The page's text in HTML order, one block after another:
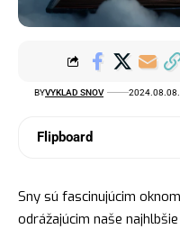
BYVYKLAD SNOV 2024.08.08.
Flipboard
Sny sú fascinujúcim
odrážajúcim naše